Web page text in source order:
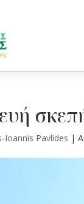
Ioannis Pavlides |